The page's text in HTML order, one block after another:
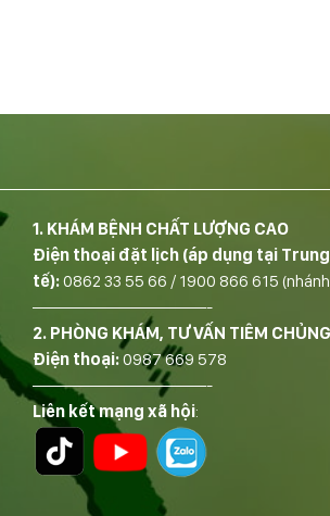
1. KHÁM BỆNH CHẤT LƯỢNG CAO
Điện thoại đặt lịch (áp dụng tại
tế):0862 33 55 66 / 1900 866 615
——————————-
2. PHÒNG KHÁM, TƯ VẤN TIÊM CHỦNG
Điện thoại:0987 669 578
——————————-
Liên kết mạng xã hội: